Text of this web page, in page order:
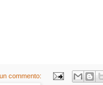
commento: